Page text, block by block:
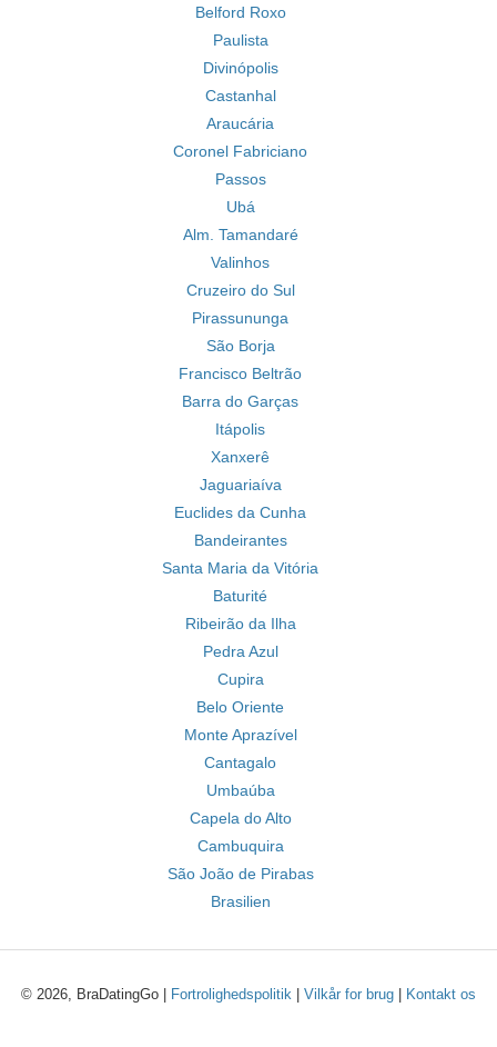
Belford Roxo
Paulista
Divinópolis
Castanhal
Araucária
Coronel Fabriciano
Passos
Ubá
Alm. Tamandaré
Valinhos
Cruzeiro do Sul
Pirassununga
São Borja
Francisco Beltrão
Barra do Garças
Itápolis
Xanxerê
Jaguariaíva
Euclides da Cunha
Bandeirantes
Santa Maria da Vitória
Baturité
Ribeirão da Ilha
Pedra Azul
Cupira
Belo Oriente
Monte Aprazível
Cantagalo
Umbaúba
Capela do Alto
Cambuquira
São João de Pirabas
Brasilien
© 2026, BraDatingGo | Fortrolighedspolitik Vilkår for brug Kontakt os